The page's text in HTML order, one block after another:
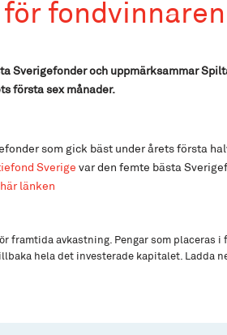
fondvinnaren
Sverigefonder och uppmärksammar
första sex månader.
som gick bäst under årets första
Sverige var den femte bästa
länken
framtida avkastning. Pengar som placeras i
hela det investerade kapitalet. Ladda